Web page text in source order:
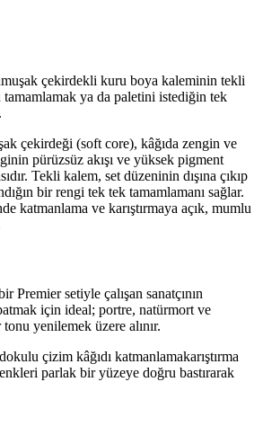
çekirdekli kuru boya kaleminin tekli
tamamlamak ya da paletini istediğin tek
çekirdeği (soft core), kâğıda zengin ve
pürüzsüz akışı ve yüksek pigment
Tekli kalem, set düzeninin dışına çıkıp
bir rengi tek tek tamamlamanı sağlar.
katmanlama ve karıştırmaya açık, mumlu
Premier setiyle çalışan sanatçının
için ideal; portre, natürmort ve
yenilemek üzere alınır.
dokulu çizim kâğıdı katmanlamakarıştırma
parlak bir yüzeye doğru bastırarak